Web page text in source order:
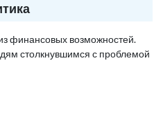
финансовых возможностей.
столкнувшимся с проблемой